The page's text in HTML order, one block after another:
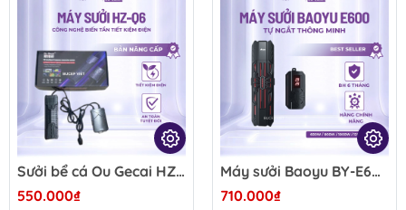
Sưởi bể cá Ou Gecai HZ Q6 800W/1000W/1200W - Kiểm soát nhiệt độ PID thông minh, tự ngắt an toàn cho hồ cá cảnh
550.000₫
Máy sưởi Baoyu BY-E600 - Gia nhiệt nhanh, cảm biến chống cạn, siêu tiết kiệm điện, điều khiển nhiệt độ hồ cá
710.000₫